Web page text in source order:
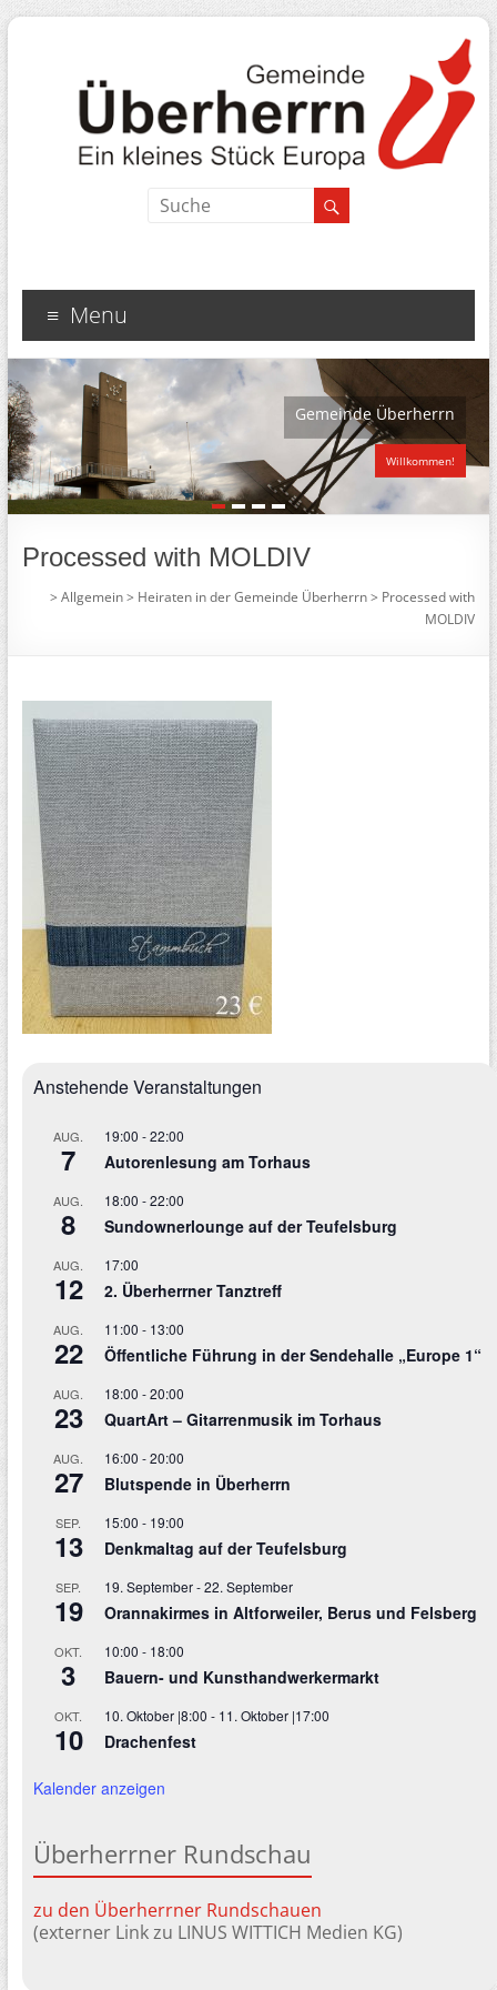
Menu
Gemeinde Überherrn
Willkommen!
1 2 3 4
Processed with MOLDIV
>Allgemein> Heiraten in der Gemeinde Überherrn> Processed with
MOLDIV
Anstehende Veranstaltungen
AUG.
7
19:00 -22:00
Autorenlesung am Torhaus
AUG.
8
18:00 -22:00
Sundownerlounge auf der Teufelsburg
AUG.
12
17:00
2. Überherrner Tanztreff
AUG.
22
11:00 - 13:00
Öffentliche Führung in der Sendehalle „Europe 1“
AUG.
23
18:00 -20:00
QuartArt – Gitarrenmusik im Torhaus
AUG.
27
16:00 -20:00
Blutspende in Überherrn
SEP.
13
15:00 - 19:00
Denkmaltag auf der Teufelsburg
SEP.
19
19. September-22. September
Orannakirmes in Altforweiler, Berus und Felsberg
OKT.
3
10:00 - 18:00
Bauern- und Kunsthandwerkermarkt
OKT.
10
10. Oktober |8:00 - 11. Oktober |17:00
Drachenfest
Kalender anzeigen
Überherrner Rundschau
zu den Überherrner Rundschauen
(externer Link zu LINUS WITTICH Medien KG)